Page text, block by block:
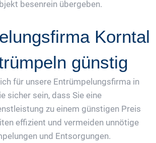
besenrein übergeben.
Korntal
günstig
für unsere Entrümpelungsfirma in
sicher sein, dass Sie eine
zu einem günstigen Preis
effizient und vermeiden unnötige
und Entsorgungen.